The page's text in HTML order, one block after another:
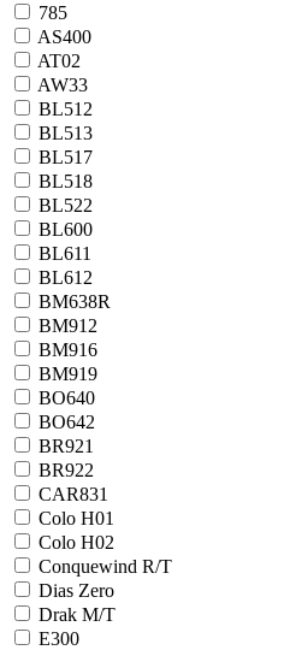
785
AS400
AT02
AW33
BL512
BL513
BL517
BL518
BL522
BL600
BL611
BL612
BM638R
BM912
BM916
BM919
BO640
BO642
BR921
BR922
CAR831
Colo H01
Colo H02
Conquewind R/T
Dias Zero
Drak M/T
E300